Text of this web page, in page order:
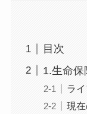
目次
1.生命保
ラ
現